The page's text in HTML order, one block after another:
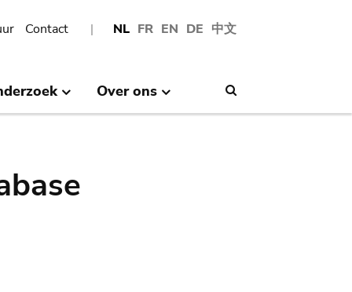
NL FR EN DE 中文
Contact
Over ons